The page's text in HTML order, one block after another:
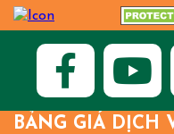
BẢNG GIÁ DỊCH